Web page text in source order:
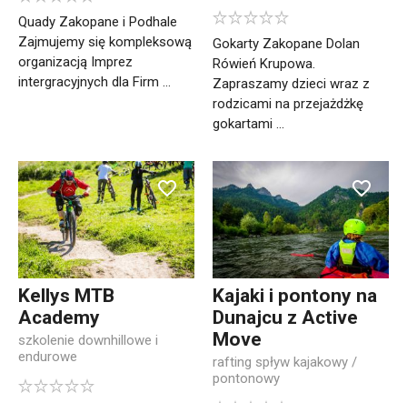
Quady Zakopane i Podhale
Zajmujemy się kompleksową
organizacją Imprez
intergracyjnych dla Firm ...
Gokarty Zakopane Dolan
Rówień Krupowa.
Zapraszamy dzieci wraz z
rodzicami na przejażdżkę
gokartami ...
Kellys MTB
Academy
szkolenie downhillowe i
endurowe
Kajaki i pontony na
Dunajcu z Active
Move
rafting spływ kajakowy /
pontonowy